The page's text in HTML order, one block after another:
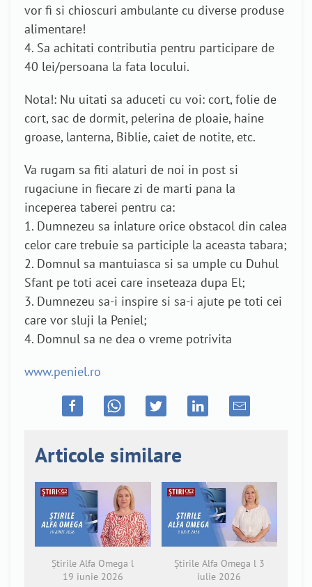
vor fi si chioscuri ambulante cu diverse produse
alimentare!
4. Sa achitati contributia pentru participare de
40 lei/persoana la fata locului.
Nota!: Nu uitati sa aduceti cu voi: cort, folie de
cort, sac de dormit, pelerina de ploaie, haine
groase, lanterna, Biblie, caiet de notite, etc.
Va rugam sa fiti alaturi de noi in post si
rugaciune in fiecare zi de marti pana la
inceperea taberei pentru ca:
1. Dumnezeu sa inlature orice obstacol din calea
celor care trebuie sa participle la aceasta tabara;
2. Domnul sa mantuiasca si sa umple cu Duhul
Sfant pe toti acei care inseteaza dupa El;
3. Dumnezeu sa-i inspire si sa-i ajute pe toti cei
care vor sluji la Peniel;
4. Domnul sa ne dea o vreme potrivita
www.peniel.ro
Articole similare
Știrile Alfa Omega l
19 iunie 2026
Știrile Alfa Omega l 3
iulie 2026